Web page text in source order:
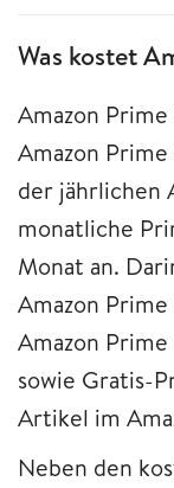
Was kostet
Amazon
Amazon
der jährlichen
monatliche
Monat an.
Amazon
Amazon
sowie Gratis-
Artikel im
Neben den